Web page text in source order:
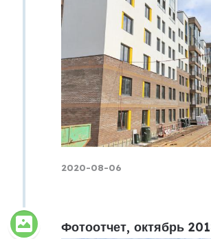
2020-08-06
Фотоотчет, октябрь